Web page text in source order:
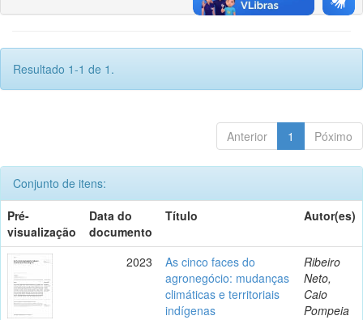
Resultado 1-1 de 1.
Anterior 1 Póximo
Conjunto de itens:
Pré-
visualização
Data do
documento
Título Autor(es)
2023
As cinco faces do
agronegócio: mudanças
climáticas e territoriais
indígenas
Ribeiro
Neto,
Caio
Pompeia